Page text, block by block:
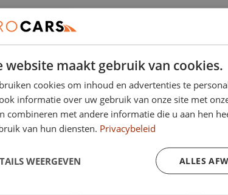
website maakt gebruik van cookies.
cookies om inhoud en advertenties te
informatie over uw gebruik van onze site met
combineren met andere informatie die u aan hen
van hun diensten. Privacybeleid
ALLES
WEERGEVEN